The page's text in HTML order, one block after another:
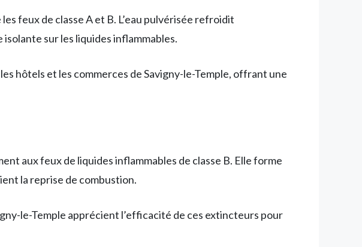
feux de classe A et B. L’eau pulvérisée refroidit
sur les liquides inflammables.
hôtels et les commerces de Savigny-le-Temple, offrant une
aux feux de liquides inflammables de classe B. Elle forme
la reprise de combustion.
le-Temple apprécient l’efficacité de ces extincteurs pour